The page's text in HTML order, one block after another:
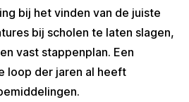
bij het vinden van de juiste
bij scholen te laten slagen,
vast stappenplan. Een
loop der jaren al heeft